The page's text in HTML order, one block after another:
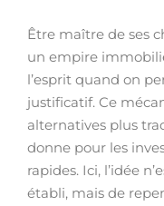
Être maître de ses
un empire
l’esprit quand on
justificatif. Ce
alternatives plus
donne pour les
rapides. Ici, l’idée
établi, mais de